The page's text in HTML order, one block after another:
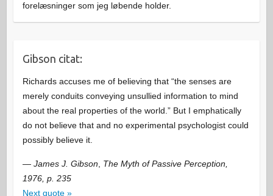
forelæsninger som jeg løbende holder.
Gibson citat:
Richards accuses me of believing that “the senses are
merely conduits conveying unsullied information to mind
about the real properties of the world.” But I emphatically
do not believe that and no experimental psychologist could
possibly believe it.
— James J. Gibson
The Myth of Passive Perception,
1976, p. 235
Next quote »